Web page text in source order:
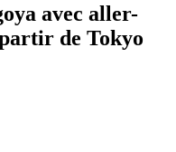
avec aller-
de Tokyo